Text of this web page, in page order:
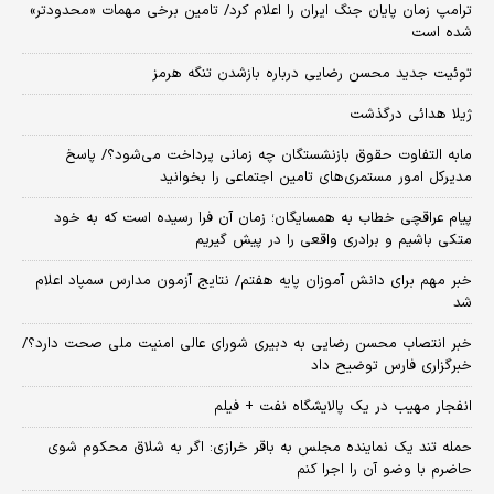
ترامپ زمان پایان جنگ ایران را اعلام کرد/ تامین برخی مهمات «محدودتر»
شده است
توئیت جدید محسن رضایی درباره بازشدن تنگه هرمز
ژیلا هدائی درگذشت
مابه التفاوت حقوق بازنشستگان چه زمانی پرداخت می‌شود؟/ پاسخ
مدیرکل امور مستمری‌های تامین اجتماعی را بخوانید
پیام عراقچی خطاب به همسایگان؛ زمان آن فرا رسیده است که به خود
متکی باشیم و برادری واقعی را در پیش گیریم
خبر مهم برای دانش آموزان پایه هفتم/ نتایج آزمون مدارس سمپاد اعلام
شد
خبر انتصاب محسن رضایی به دبیری شورای عالی امنیت ملی صحت دارد؟/
خبرگزاری فارس توضیح داد
انفجار مهیب در یک پالایشگاه نفت + فیلم
حمله تند یک نماینده مجلس به باقر خرازی: اگر به شلاق محکوم شوی
حاضرم با وضو آن را اجرا کنم